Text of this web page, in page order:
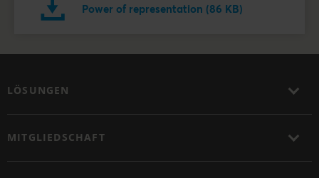
Power of representation (86 KB)
LÖSUNGEN
MITGLIEDSCHAFT